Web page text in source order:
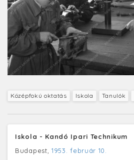
Középfokú oktatás Iskola Tanulók
Iskola - Kandó Ipari Technikum
Budapest, 1953. február 10.